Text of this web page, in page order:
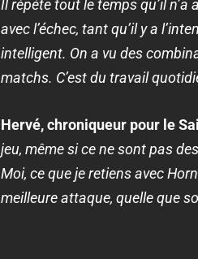
Il répète tout le temps qu’il
avec l’échec, tant qu’il y a
intelligent. On a vu des
matchs. C’est du travail
Hervé, chroniqueur pour le
jeu, même si ce ne sont pas
Moi, ce que je retiens avec
meilleure attaque, quelle que